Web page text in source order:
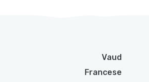
Vaud
Francese